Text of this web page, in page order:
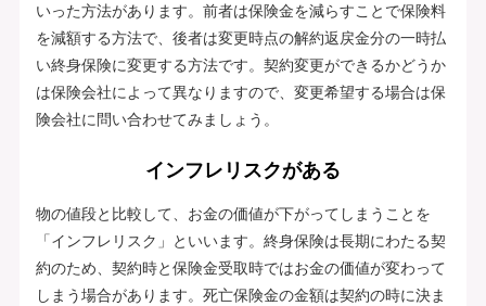
いった方法があります。前者は保険金を減らすことで保険料
を減額する方法で、後者は変更時点の解約返戻金分の一時払
い終身保険に変更する方法です。契約変更ができるかどうか
は保険会社によって異なりますので、変更希望する場合は保
険会社に問い合わせてみましょう。
インフレリスクがある
物の値段と比較して、お金の価値が下がってしまうことを
「インフレリスク」といいます。終身保険は長期にわたる契
約のため、契約時と保険金受取時ではお金の価値が変わって
しまう場合があります。死亡保険金の金額は契約の時に決ま